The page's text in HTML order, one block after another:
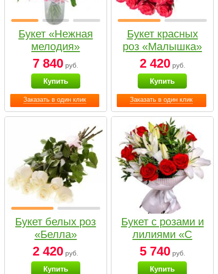
Заказать в один клик
Букет «Нежная
мелодия»
7 840 руб.
Купить
Заказать в один клик
Букет красных
роз «Малышка»
2 420руб.
Купить
Букет белых роз
«Белла»
2 420 руб.
Купить
Букет с розами и
лилиями «С
наилучшими
пожеланиями»
5 740руб.
Купить